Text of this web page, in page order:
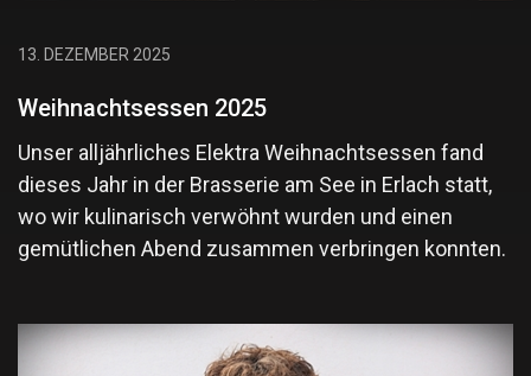
13. DEZEMBER 2025
Weihnachtsessen 2025
Unser alljährliches Elektra Weihnachtsessen fand
dieses Jahr in der Brasserie am See in Erlach statt,
wo wir kulinarisch verwöhnt wurden und einen
gemütlichen Abend zusammen verbringen konnten.